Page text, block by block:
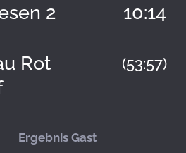
2 10:14
(53:57)
Rot
Ergebnis Gast